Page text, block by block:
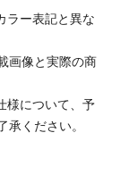
ラー表記と異な
画像と実際の商
様について、予
ください。